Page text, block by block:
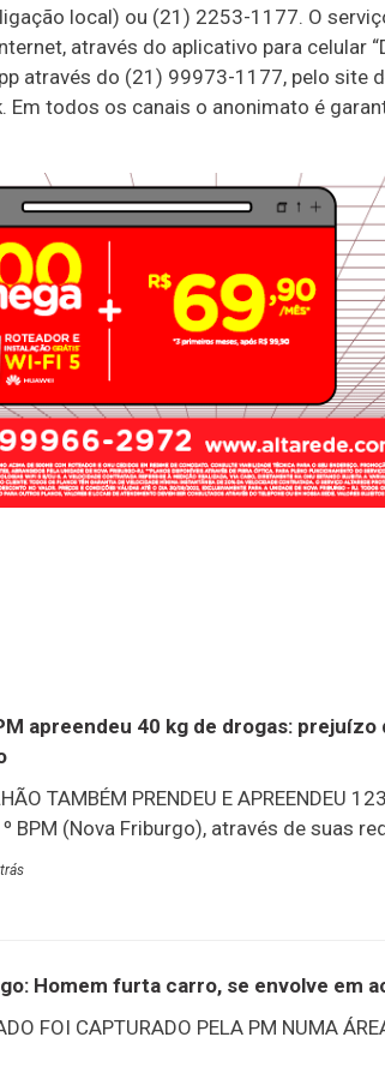
local) ou (21) 2253-1177. O
através do aplicativo para celular
através do (21) 99973-1177, pelo site
Em todos os canais o anonimato é
apreendeu 40 kg de drogas: prejuízo
TAMBÉM PRENDEU E APREENDEU
BPM (Nova Friburgo), através de suas
de produtividade de julho: um dos
em julho: 98 presos adultos e 25
apreendidos10 armas de fogo
Homem furta carro, se envolve em
FOI CAPTURADO PELA PM NUMA